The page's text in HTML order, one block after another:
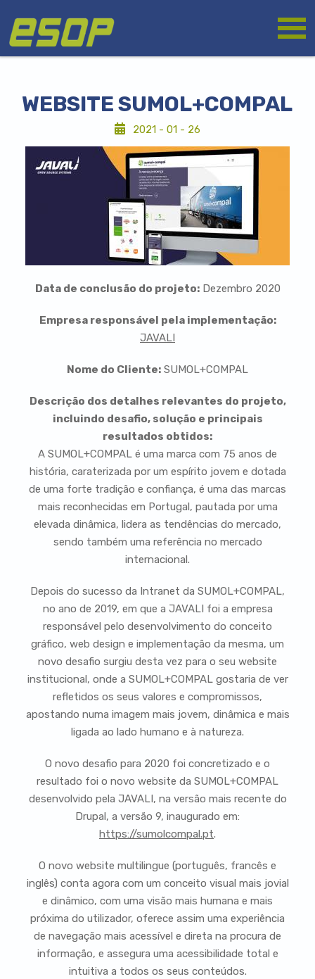
main
content
WEBSITE SUMOL+COMPAL
2021 - 01 - 26
conteúdo
Data de conclusão do projeto:Dezembro 2020
Empresa responsável pela implementação:
JAVALI
Nome do Cliente: SUMOL+COMPAL
Descrição dos detalhes relevantes do projeto,
incluindo desafio, solução e principais
resultados obtidos:
A SUMOL+COMPAL é uma marca com 75 anos de
história, caraterizada por um espírito jovem e dotada
de uma forte tradição e confiança, é uma das marcas
mais reconhecidas em Portugal, pautada por uma
elevada dinâmica, lidera as tendências do mercado,
sendo também uma referência no mercado
internacional.
Depois do sucesso da Intranet da SUMOL+COMPAL,
no ano de 2019, em que a JAVALI foi a empresa
responsável pelo desenvolvimento do conceito
gráfico, web design e implementação da mesma, um
novo desafio surgiu desta vez para o seu website
institucional, onde a SUMOL+COMPAL gostaria de ver
refletidos os seus valores e compromissos,
apostando numa imagem mais jovem, dinâmica e mais
ligada ao lado humano e à natureza.
O novo desafio para 2020 foi concretizado e o
resultado foi o novo website da SUMOL+COMPAL
desenvolvido pela JAVALI, na versão mais recente do
Drupal, a versão 9, inaugurado em:
https://sumolcompal.pt​.
O novo website multilingue (português, francês e
inglês) conta agora com um conceito visual mais jovial
e dinâmico, com uma visão mais humana e mais
próxima do utilizador, oferece assim uma experiência
de navegação mais acessível e direta na procura de
informação, e assegura uma acessibilidade total e
intuitiva a todos os seus conteúdos.